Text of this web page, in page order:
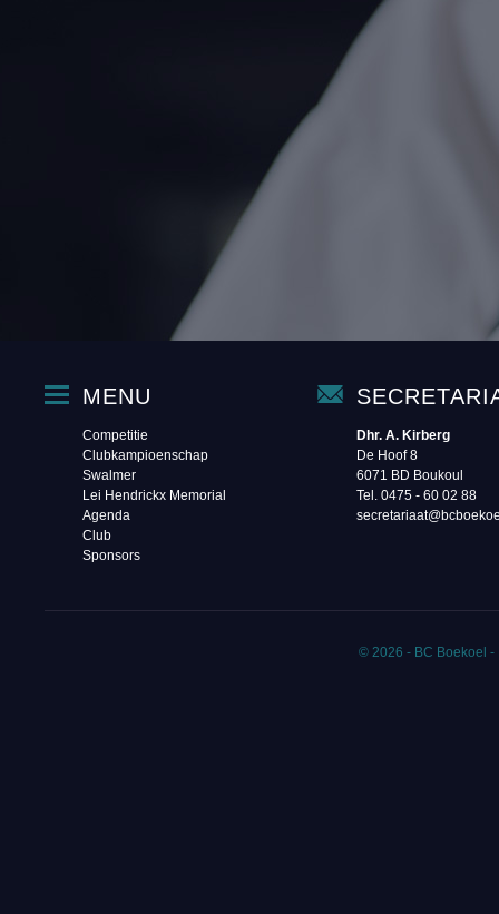
MENU
Competitie
Clubkampioenschap
Swalmer
Lei Hendrickx Memorial
Agenda
Club
Sponsors
Dhr. A. Kirberg
De Hoof 8
6071 BD Boukoul
Tel. 0475 - 60 02 88‬
© 2026 - BC Boekoel